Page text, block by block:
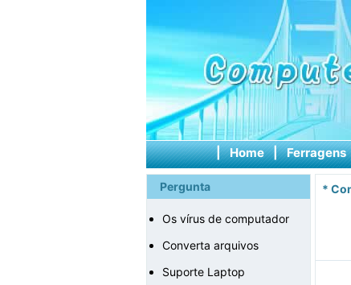
| Home | Ferragens
Pergunta
Os vírus de computador
Converta arquivos
Suporte Laptop
*